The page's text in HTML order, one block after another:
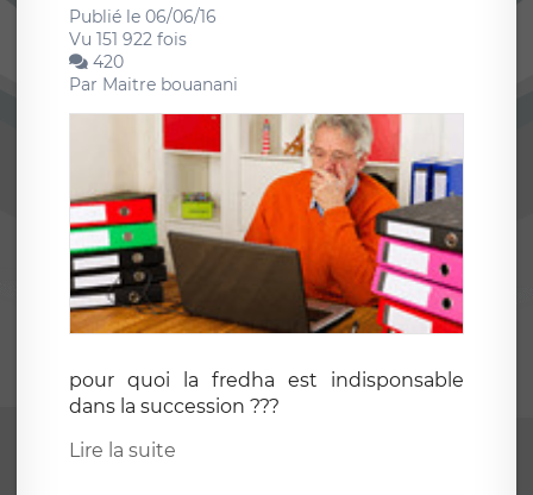
Publié le 06/06/16
Vu 151 922 fois
420
Par Maitre bouanani
pour quoi la fredha est indisponsable
dans la succession ???
Lire la suite